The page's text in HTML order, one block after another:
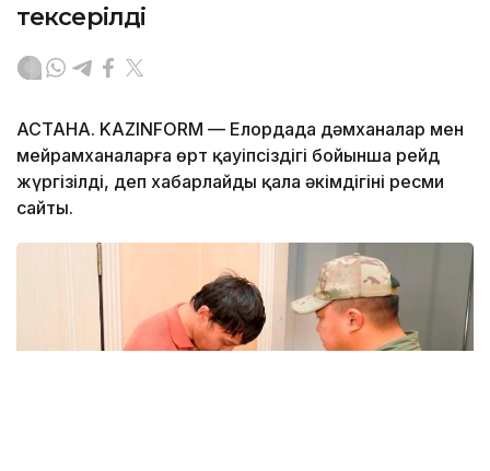
тексерілді
АСТАНА. KAZINFORM — Елордада дәмханалар мен
мейрамханаларға өрт қауіпсіздігі бойынша рейд
жүргізілді, деп хабарлайды қала әкімдігінің ресми
сайты.